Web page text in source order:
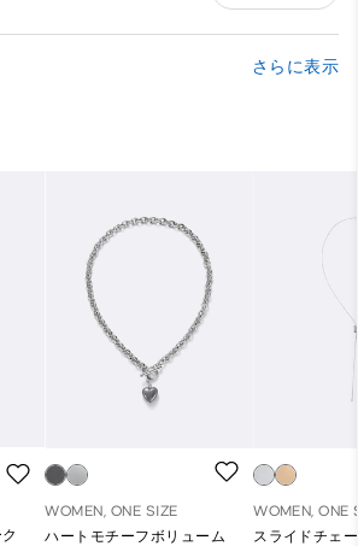
さらに表示
WOMEN, ONE SIZE
ハートモチーフボリューム
WOMEN, ONE
スライドチェ